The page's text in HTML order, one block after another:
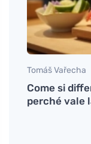
Tomáš Vařecha
Come si
perché vale